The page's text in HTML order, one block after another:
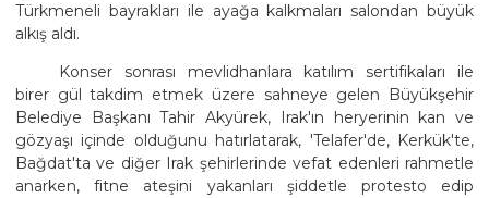
Türkmeneli bayrakları ile ayağa kalkmaları salondan büyük
alkış aldı.
Konser sonrası mevlidhanlara katılım sertifikaları ile
birer gül takdim etmek üzere sahneye gelen Büyükşehir
Belediye Başkanı Tahir Akyürek, Irak'ın heryerinin kan ve
gözyaşı içinde olduğunu hatırlatarak, 'Telafer'de, Kerkük'te,
Bağdat'ta ve diğer Irak şehirlerinde vefat edenleri rahmetle
anarken, fitne ateşini yakanları şiddetle protesto edip